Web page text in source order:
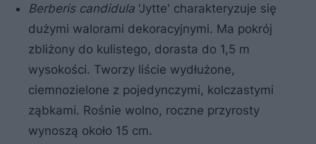
Berberis candidula 'Jytte' charakteryzuje się
dużymi walorami dekoracyjnymi. Ma pokrój
zbliżony do kulistego, dorasta do 1,5 m
wysokości. Tworzy liście wydłużone,
ciemnozielone z pojedynczymi, kolczastymi
ząbkami. Rośnie wolno, roczne przyrosty
wynoszą około 15 cm.